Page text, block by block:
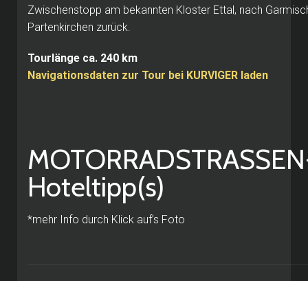
Zwischenstopp am bekannten Kloster Ettal, nach
Partenkirchen zurück.
Tourlänge ca. 240 km
Navigationsdaten zur Tour bei KURVIGER laden
Hoteltipp(s)
*mehr Info durch Klick auf’s Foto